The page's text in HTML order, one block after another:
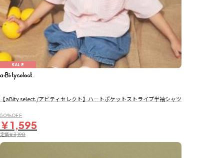
SALE
【aBity select./アビティセレクト】ハートポケットストライプ半袖シャツ
50％OFF
￥1,595
定価￥3,190